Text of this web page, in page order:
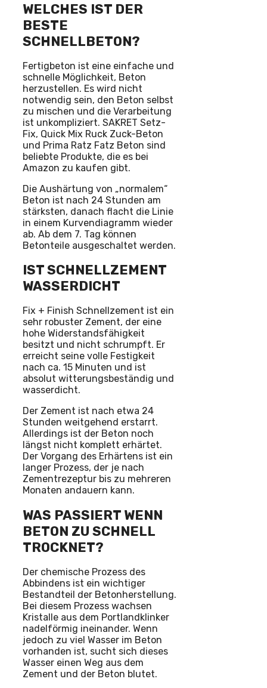
WELCHES IST DER
BESTE
SCHNELLBETON?
Fertigbeton ist eine einfache und
schnelle Möglichkeit, Beton
herzustellen. Es wird nicht
notwendig sein, den Beton selbst
zu mischen und die Verarbeitung
ist unkompliziert. SAKRET Setz-
Fix, Quick Mix Ruck Zuck-Beton
und Prima Ratz Fatz Beton sind
beliebte Produkte, die es bei
Amazon zu kaufen gibt.
Die Aushärtung von „normalem“
Beton ist nach 24 Stunden am
stärksten, danach flacht die Linie
in einem Kurvendiagramm wieder
ab. Ab dem 7. Tag können
Betonteile ausgeschaltet werden.
IST SCHNELLZEMENT
WASSERDICHT
Fix + Finish Schnellzement ist ein
sehr robuster Zement, der eine
hohe Widerstandsfähigkeit
besitzt und nicht schrumpft. Er
erreicht seine volle Festigkeit
nach ca. 15 Minuten und ist
absolut witterungsbeständig und
wasserdicht.
Der Zement ist nach etwa 24
Stunden weitgehend erstarrt.
Allerdings ist der Beton noch
längst nicht komplett erhärtet.
Der Vorgang des Erhärtens ist ein
langer Prozess, der je nach
Zementrezeptur bis zu mehreren
Monaten andauern kann.
WAS PASSIERT WENN
BETON ZU SCHNELL
TROCKNET?
Der chemische Prozess des
Abbindens ist ein wichtiger
Bestandteil der Betonherstellung.
Bei diesem Prozess wachsen
Kristalle aus dem Portlandklinker
nadelförmig ineinander. Wenn
jedoch zu viel Wasser im Beton
vorhanden ist, sucht sich dieses
Wasser einen Weg aus dem
Zement und der Beton blutet.